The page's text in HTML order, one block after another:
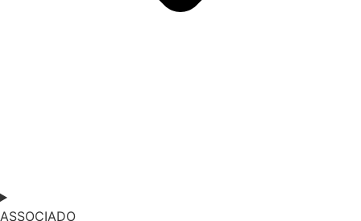
ASSOCIADO